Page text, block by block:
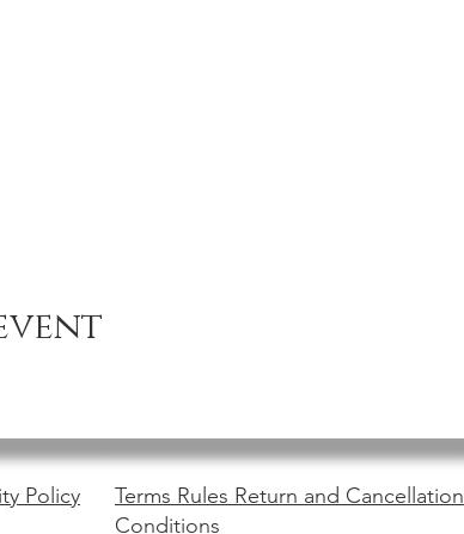
Policy
Terms Rules Return and Cancellation
Conditions